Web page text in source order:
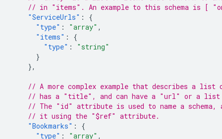
// in "items". An example to this schema is [
"ServiceUrls" :
{
"type" : "array" ,
"items" :
{
"type" :
"string"
}
},
// A more complex example that describes a list
// has a "title", and can have a "url" or a list
// The "id" attribute is used to name a schema,
// it using the "$ref" attribute.
"Bookmarks" :
{
"type" : "array" ,